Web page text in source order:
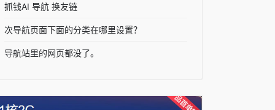
抓钱AI 导航 换友链
次导航页面下面的分类在哪里设置？
导航站里的网页都没了。